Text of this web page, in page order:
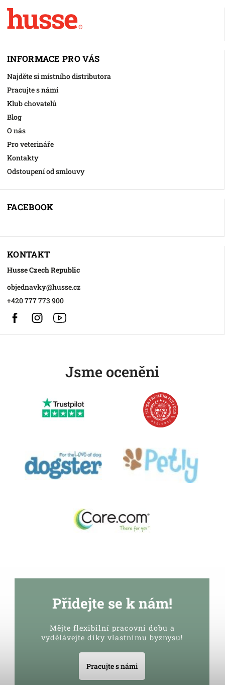
INFORMACE PRO VÁS
Najděte si místního distributora
Pracujte s námi
Klub chovatelů
Blog
O nás
Pro veterináře
Kontakty
Odstoupení od smlouvy
FACEBOOK
KONTAKT
Husse Czech Republic
objednavky@husse.cz
+420 777 773 900
FacebookInstagram
Jsme oceněni
Přidejte se k nám!
Mějte flexibilní pracovní dobu a
vydělávejte díky vlastnímu byznysu!
Pracujte s námi